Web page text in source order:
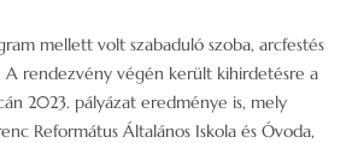
mellett volt szabaduló szoba, arcfestés
A rendezvény végén került kihirdetésre a
2023. pályázat eredménye is, mely
Református Általános Iskola és Óvoda,